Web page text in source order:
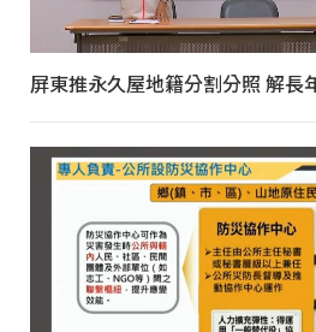
屏東推永久屋地籍分割分照 解長